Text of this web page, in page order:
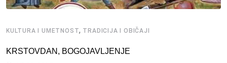
KULTURA I UMETNOST, TRADICIJA I OBIČAJI
KRSTOVDAN, BOGOJAVLJENJE